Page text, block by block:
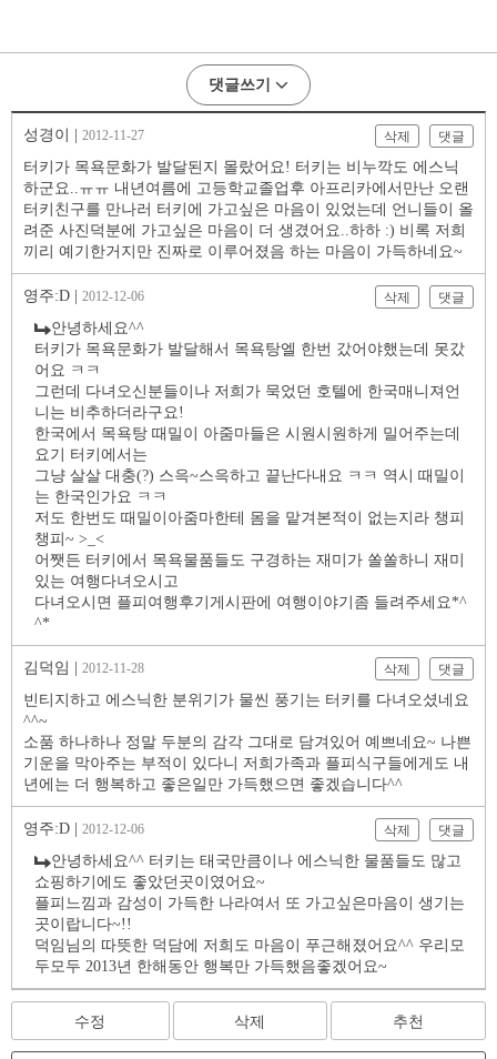
댓글쓰기
성경이 | 2012-11-27 삭제 댓글
터키가 목욕문화가 발달된지 몰랐어요! 터키는 비누깍도 에스닉
하군요..ㅠㅠ 내년여름에 고등학교졸업후 아프리카에서만난 오랜
터키친구를 만나러 터키에 가고싶은 마음이 있었는데 언니들이 올
려준 사진덕분에 가고싶은 마음이 더 생겼어요..하하 :) 비록 저희
끼리 예기한거지만 진짜로 이루어졌음 하는 마음이 가득하네요~
영주:D | 2012-12-06 삭제 댓글
안녕하세요^^
터키가 목욕문화가 발달해서 목욕탕엘 한번 갔어야했는데 못갔
어요 ㅋㅋ
그런데 다녀오신분들이나 저희가 묵었던 호텔에 한국매니져언
니는 비추하더라구요!
한국에서 목욕탕 때밀이 아줌마들은 시원시원하게 밀어주는데
요기 터키에서는
그냥 살살 대충(?) 스윽~스윽하고 끝난다내요 ㅋㅋ 역시 때밀이
는 한국인가요 ㅋㅋ
저도 한번도 때밀이아줌마한테 몸을 맡겨본적이 없는지라 챙피
챙피~ >_<
어쨋든 터키에서 목욕물품들도 구경하는 재미가 쏠쏠하니 재미
있는 여행다녀오시고
다녀오시면 플피여행후기게시판에 여행이야기좀 들려주세요*^
^*
김덕임 | 2012-11-28 삭제 댓글
빈티지하고 에스닉한 분위기가 물씬 풍기는 터키를 다녀오셨네요
^^~
소품 하나하나 정말 두분의 감각 그대로 담겨있어 예쁘네요~ 나쁜
기운을 막아주는 부적이 있다니 저희가족과 플피식구들에게도 내
년에는 더 행복하고 좋은일만 가득했으면 좋겠습니다^^
영주:D | 2012-12-06 삭제 댓글
안녕하세요^^ 터키는 태국만큼이나 에스닉한 물품들도 많고
쇼핑하기에도 좋았던곳이였어요~
플피느낌과 감성이 가득한 나라여서 또 가고싶은마음이 생기는
곳이랍니다~!!
덕임님의 따뜻한 덕담에 저희도 마음이 푸근해졌어요^^ 우리모
두모두 2013년 한해동안 행복만 가득했음좋겠어요~
수정 삭제 추천